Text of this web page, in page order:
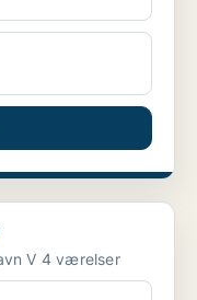
Lejlighed til salg på 1799 København V 4 værelser